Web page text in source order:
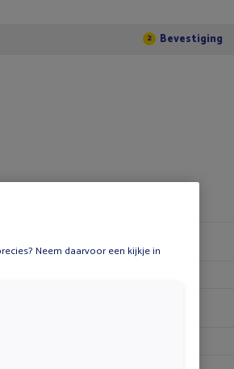
2 Bevestiging
Neem daarvoor een kijkje in